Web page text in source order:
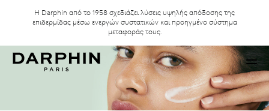
Η Darphin από το 1958 σχεδιάζει λύσεις υψηλής απόδοσης της
επιδερμίδας μέσω ενεργών συστατικών και προηγμένο σύστημα
μεταφοράς τους.